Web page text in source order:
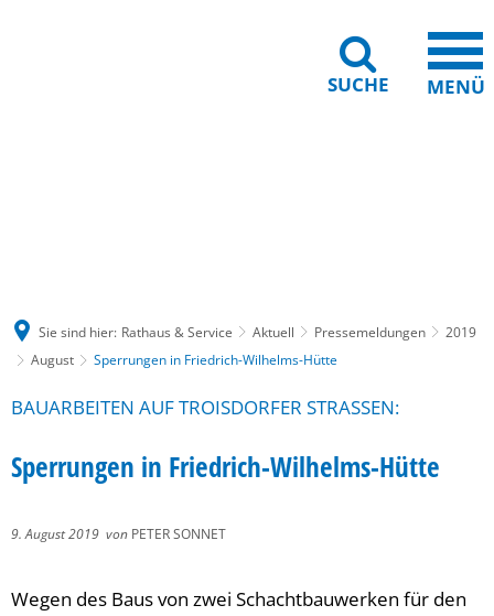
SUCHE MENÜ
Sie sind hier: Rathaus & Service Aktuell Pressemeldungen
2019
August
Sperrungen in Friedrich-Wilhelms-Hütte
BAUARBEITEN AUF TROISDORFER STRASSEN:
Sperrungen in Friedrich-Wilhelms-Hütte
9. August 2019 von PETER SONNET
Wegen des Baus von zwei Schachtbauwerken für den